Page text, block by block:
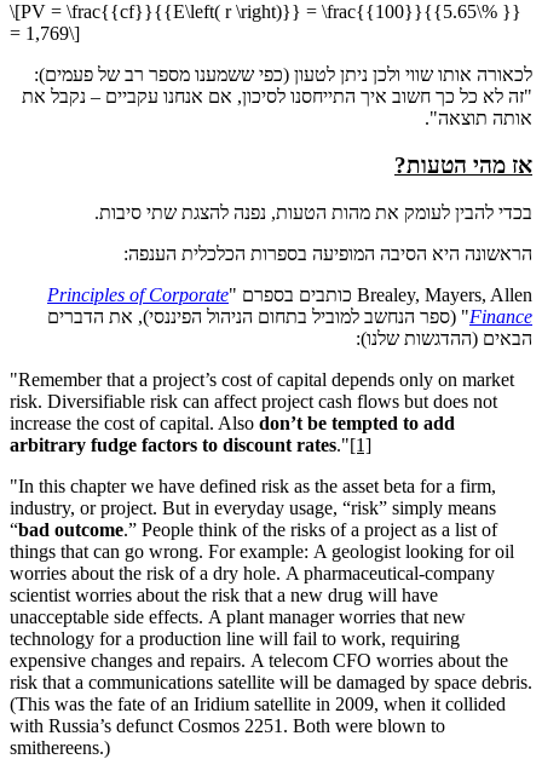
\[PV = \frac{{cf}}{{E\left( r \right)}} = \frac{{100}}{{5.65\% }}
= 1,769\]
לכאורה אותו שווי ולכן ניתן לטעון (כפי ששמענו מספר רב של פעמים):
"זה לא כל כך חשוב איך התייחסנו לסיכון, אם אנחנו עקביים – נקבל את
אותה תוצאה".
אז מהי הטעות?
בכדי להבין לעומק את מהות הטעות, נפנה להצגת שתי סיבות.
הראשונה היא הסיבה המופיעה בספרות הכלכלית הענפה:
Brealey, Mayers, Allen כותבים בספרם "
Principles of Corporate
Finance" (ספר הנחשב למוביל בתחום הניהול הפיננסי), את הדברים
הבאים (ההדגשות שלנו):
"Remember that a project’s cost of capital depends only on market
risk. Diversifiable risk can affect project cash flows but does not
increase the cost of capital. Also don’t be tempted to add
arbitrary fudge factors to discount rates."[1]
"In this chapter we have defined risk as the asset beta for a firm,
industry, or project. But in everyday usage, “risk” simply means
“bad outcome.” People think of the risks of a project as a list of
things that can go wrong. For example: A geologist looking for oil
worries about the risk of a dry hole. A pharmaceutical-company
scientist worries about the risk that a new drug will have
unacceptable side effects. A plant manager worries that new
technology for a production line will fail to work, requiring
expensive changes and repairs. A telecom CFO worries about the
risk that a communications satellite will be damaged by space debris.
(This was the fate of an Iridium satellite in 2009, when it collided
with Russia’s defunct Cosmos 2251. Both were blown to
smithereens.)